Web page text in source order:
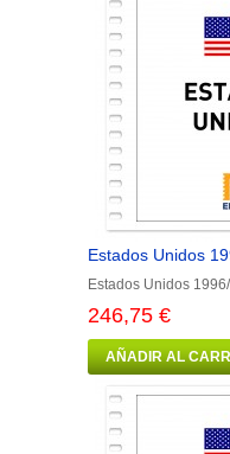
Estados Unidos
Estados Unidos
246,75 €
AÑADIR AL